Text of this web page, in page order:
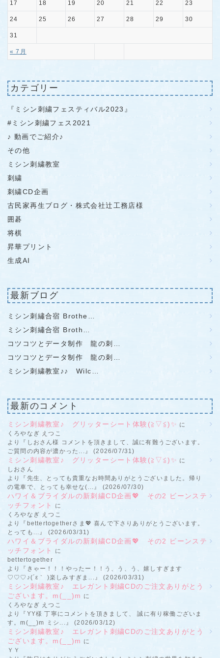
« 7月
17 18 19 20 21 22 23
24 25 26 27 28 29 30
31
カテゴリー
『ミシン刺繍フェスティバル2023』
#ミシン刺繍フェス2021
♪ 動画でご紹介♪
その他
ミシン刺繍教室
刺繍
刺繍CD企画
古民家再生ブログ・株式会社辻工務店様
囲碁
将棋
昇華プリント
生成AI
最新ブログ
ミシン刺繡合宿 Brothe…
ミシン刺繡合宿 Broth…
コツコツとデータ制作 龍の刺…
コツコツとデータ制作 龍の刺…
ミシン刺繍教室♪♪ Wilc…
最新のコメント
ミシン刺繍教室♪ グリッターシート体験(≧▽≦)✨ に
くろやなぎ えつこ
より『しおさん様 コメントを頂きまして、誠に有難うございます。
ご質問の内容が濃かった...』 (2026/07/31)
ミシン刺繍教室♪ グリッターシート体験(≧▽≦)✨ に
しおさん
より『先生、とっても貴重なお時間ありがとうございました。帰り
の電車で、とっても幸せな(...』 (2026/07/30)
ハワイ＆ブライダルの新刺繍CD企画💖 その2 ビーンステ
ッチフォント
に
くろやなぎ えつこ
より『bettertogetherさま💖 喜んで下さりありがとうございます。
とっても...』 (2026/03/31)
ハワイ＆ブライダルの新刺繍CD企画💖 その2 ビーンステ
ッチフォント
に
bettertogether
より『きゃー！！！やったー！！う、う、う、嬉しすぎます
♡♡♡♪(´ε｀ )楽しみすぎま...』 (2026/03/31)
ミシン刺繍教室♪ エレガント刺繍CDのご注文ありがとう
ございます。m(__)m に
くろやなぎ えつこ
より『YY様 丁寧にコメントを頂きまして、 誠に有り稼働ございま
す。m(__)m ミシ...』 (2026/03/12)
ミシン刺繍教室♪ エレガント刺繍CDのご注文ありがとう
ございます。m(__)m に
ＹＹ